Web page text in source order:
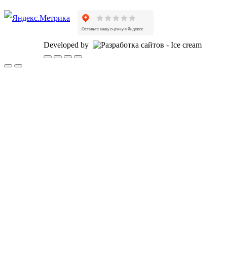
Developed by